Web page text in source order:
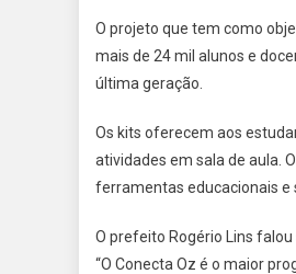
O projeto que tem como
mais de 24 mil alunos e
última geração.
Os kits oferecem aos
atividades em sala de aula.
ferramentas educacionais e
O prefeito Rogério Lins
“O Conecta Oz é o maior